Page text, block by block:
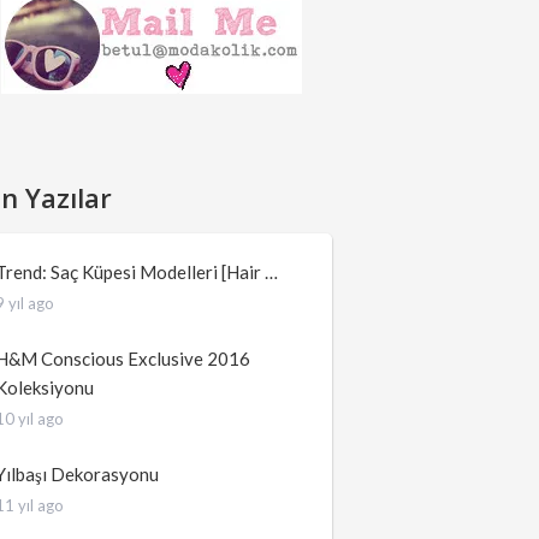
Yazılar
Saç Küpesi Modelleri [Hair …
yıl ago
Conscious Exclusive 2016
yıl ago
Dekorasyonu
yıl ago